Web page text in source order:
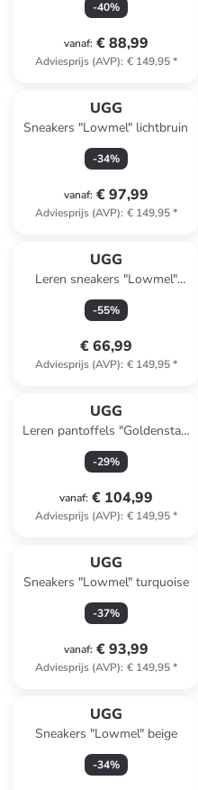
-40%
vanaf: € 88,99
Adviesprijs (AVP): € 149,95*
UGG
Sneakers "Lowmel" lichtbruin
-34%
vanaf: € 97,99
Adviesprijs (AVP): € 149,95*
UGG
Leren sneakers "Lowmel"
beige/groen
-55%
€ 66,99
Adviesprijs (AVP): € 149,95*
UGG
Leren pantoffels "Goldenstar"
lichtbruin
-29%
vanaf: € 104,99
Adviesprijs (AVP): € 149,95*
UGG
Sneakers "Lowmel" turquoise
-37%
vanaf: € 93,99
Adviesprijs (AVP): € 149,95*
UGG
Sneakers "Lowmel" beige
-34%